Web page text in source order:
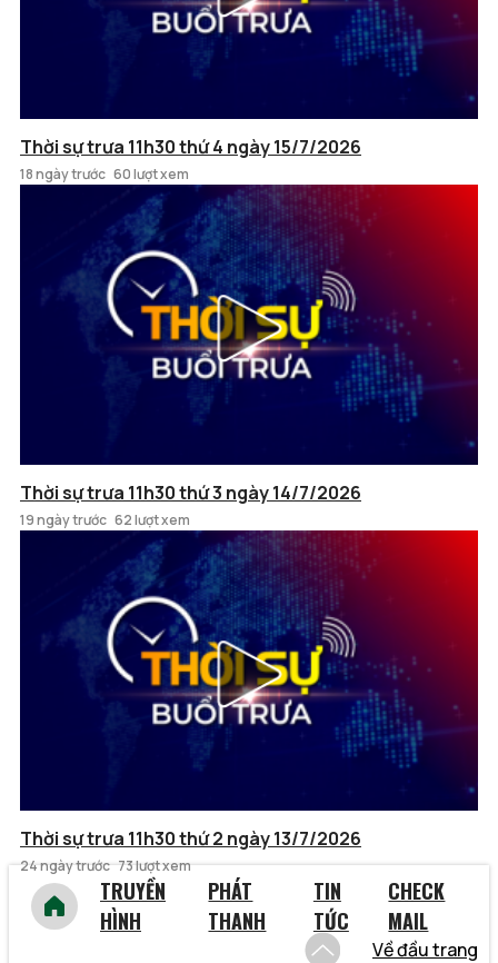
Thời sự trưa 11h30 thứ 4 ngày 15/7/2026
18 ngày trước 60 lượt xem
Thời sự trưa 11h30 thứ 3 ngày 14/7/2026
19 ngày trước 62 lượt xem
Thời sự trưa 11h30 thứ 2 ngày 13/7/2026
24 ngày trước 73 lượt xem
TRUYỀN
HÌNH
PHÁT
THANH
TIN
TỨC
CHECK
MAIL
Về đầu trang